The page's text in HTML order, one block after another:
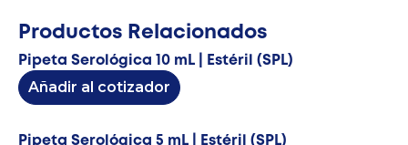
Productos Relacionados
Pipeta Serológica 10 mL | Estéril (SPL)
Añadir al cotizador
Pipeta Serológica 5 mL | Estéril (SPL)